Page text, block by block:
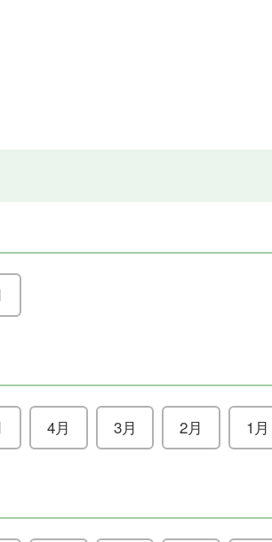
4月 3月 2月 1月